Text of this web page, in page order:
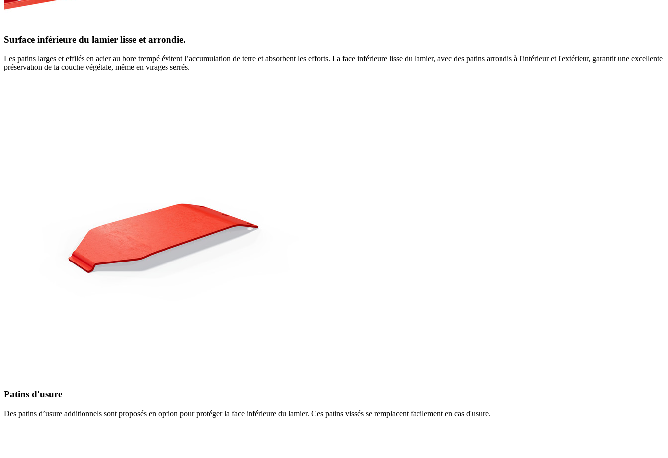
Surface inférieure du lamier lisse et arrondie.
Les patins larges et effilés en acier au bore trempé évitent l’accumulation de terre et absorbent les efforts. La face inférieure lisse du lamier, avec des patins arrondis à l'intérieur et l'extérieur, garantit une excellente
préservation de la couche végétale, même en virages serrés.
Patins d'usure
Des patins d’usure additionnels sont proposés en option pour protéger la face inférieure du lamier. Ces patins vissés se remplacent facilement en cas d'usure.